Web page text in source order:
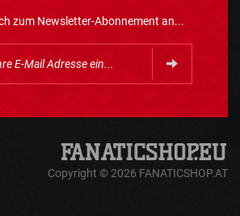
zum Newsletter-Abonnement an...
Copyright © 2026 FANATICSHOP.AT